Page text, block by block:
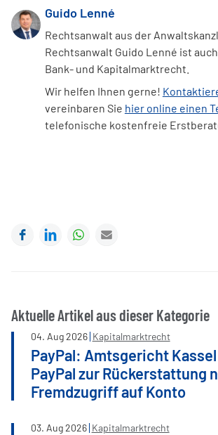
Guido Lenné
Rechtsanwalt aus der
Rechtsanwalt Guido Lenné ist
Bank- und Kapitalmarktrecht.
Wir helfen Ihnen gerne!
vereinbaren Sie hier online einen
telefonische kostenfreie
FacebookLinkedInWhatsApp
Aktuelle Artikel aus dieser Kategorie
04. Aug2026 Kapitalmarktrecht
PayPal: Amtsgericht
PayPal zur Rückerstattung
Fremdzugriff auf Konto
03. Aug2026 Kapitalmarktrecht